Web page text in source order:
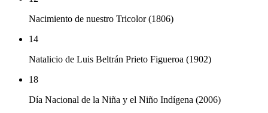
Nacimiento de nuestro Tricolor (1806)
14
Natalicio de Luis Beltrán Prieto Figueroa (1902)
18
Día Nacional de la Niña y el Niño Indígena (2006)